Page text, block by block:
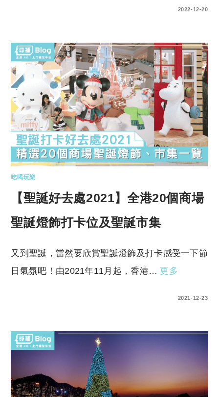
2022-12-20
吃喝玩樂
【聖誕好去處2021】全港20個商場
聖誕燈飾打卡位及聖誕市集
又到聖誕，當然要欣賞聖誕燈飾及打卡感受一下節
日氣氛吧！由2021年11月起，香港… 更多
2021-12-23